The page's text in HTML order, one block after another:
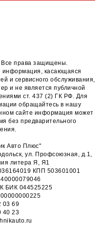
права защищены.
информация, касающаяся
и сервисного обслуживания,
и не является публичной
ст. 437 (2) ГК РФ. Для
обращайтесь в нашу
сайте информация может
без предварительного
Авто Плюс"
ул. Профсоюзная, д.1,
литера Я, Я1
КПП 503601001
БИК 044525225
03 69
40 23